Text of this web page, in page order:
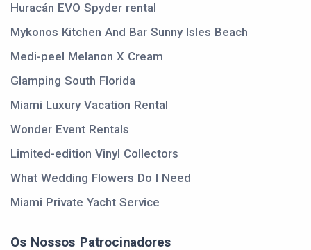
Huracán EVO Spyder rental
Mykonos Kitchen And Bar Sunny Isles Beach
Medi-peel Melanon X Cream
Glamping South Florida
Miami Luxury Vacation Rental
Wonder Event Rentals
Limited-edition Vinyl Collectors
What Wedding Flowers Do I Need
Miami Private Yacht Service
Os Nossos Patrocinadores